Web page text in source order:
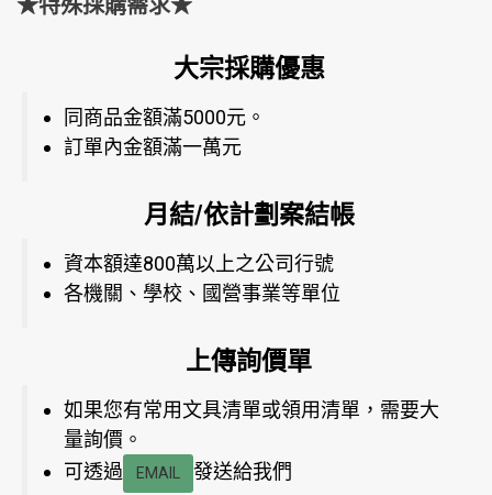
★特殊採購需求★
大宗採購優惠
同商品金額滿5000元。
訂單內金額滿一萬元
月結/依計劃案結帳
資本額達800萬以上之公司行號
各機關、學校、國營事業等單位
上傳詢價單
如果您有常用文具清單或領用清單，需要大
量詢價。
可透過
EMAIL
發送給我們